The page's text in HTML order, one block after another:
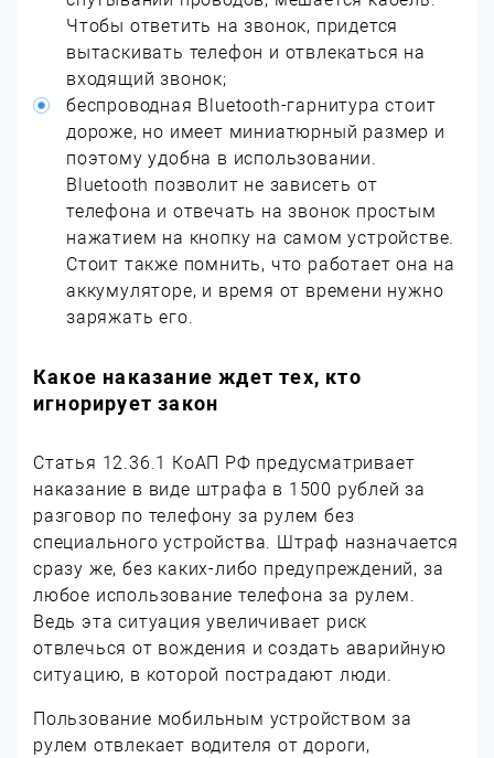
Чтобы ответить на звонок, придется
вытаскивать телефон и отвлекаться на
входящий звонок;
беспроводная Bluetooth-гарнитура стоит
дороже, но имеет миниатюрный размер и
поэтому удобна в использовании.
Bluetooth позволит не зависеть от
телефона и отвечать на звонок простым
нажатием на кнопку на самом устройстве.
Стоит также помнить, что работает она на
аккумуляторе, и время от времени нужно
заряжать его.
Какое наказание ждет тех, кто
игнорирует закон
Статья 12.36.1 КоАП РФ предусматривает
наказание в виде штрафа в 1500 рублей за
разговор по телефону за рулем без
специального устройства. Штраф назначается
сразу же, без каких-либо предупреждений, за
любое использование телефона за рулем.
Ведь эта ситуация увеличивает риск
отвлечься от вождения и создать аварийную
ситуацию, в которой пострадают люди.
Пользование мобильным устройством за
рулем отвлекает водителя от дороги,